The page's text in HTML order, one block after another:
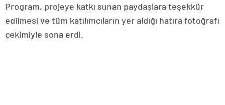
Program, projeye katkı sunan paydaşlara teşekkür
edilmesi ve tüm katılımcıların yer aldığı hatıra fotoğrafı
çekimiyle sona erdi.